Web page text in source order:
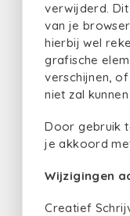
verwijderd.
van je
hierbij wel
grafische
verschijnen,
niet zal
Door gebruik
je akkoord
Wijzigingen
Creatief